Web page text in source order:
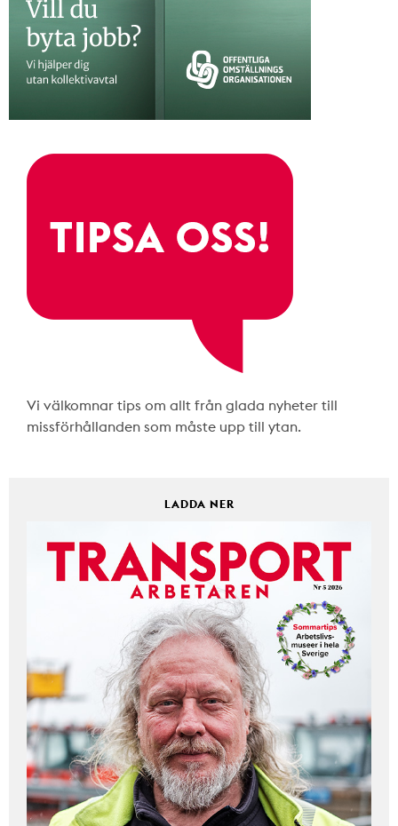
Vi välkomnar tips om allt från glada nyheter till
missförhållanden som måste upp till ytan.
LADDA NER